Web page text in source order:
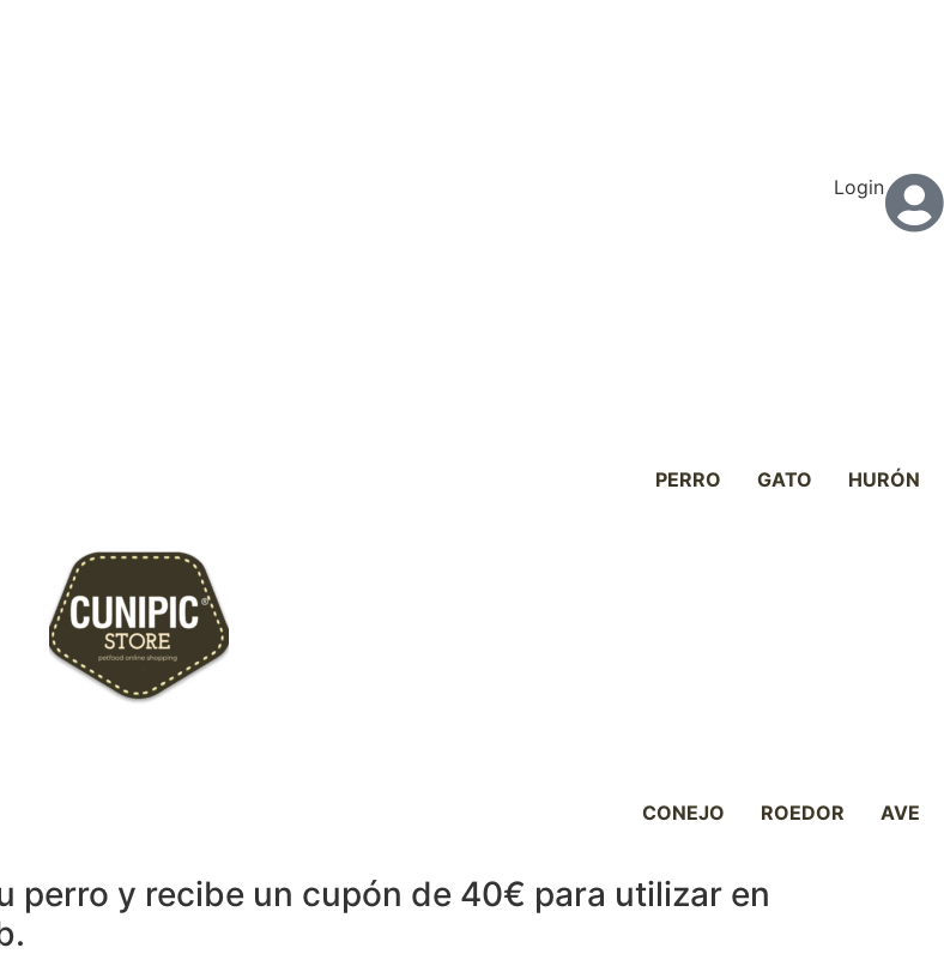
Login
PERRO GATO HURÓN
CONEJO ROEDOR AVE
perro y recibe un cupón de 40€ para utilizar en